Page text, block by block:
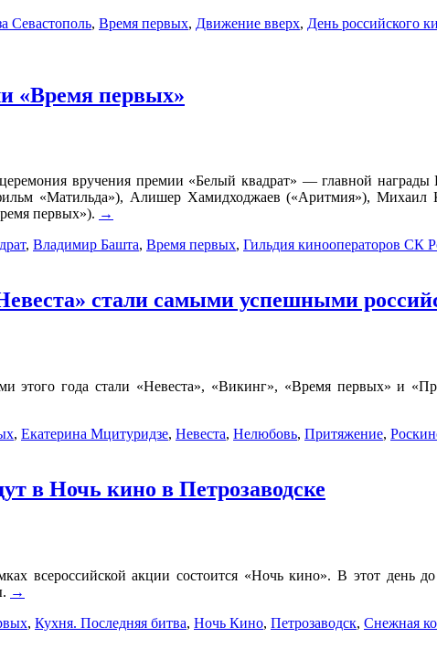
Севастополь, Время первых, Движение вверх, День российского
«Время первых»
вручения премии «Белый квадрат» — главной
«Матильда»), Алишер Хамидходжаев («Аритмия»), Михаил
первых»). →
, Владимир Башта, Время первых, Гильдия кинооператоров СК
стали самыми успешными
этого года стали «Невеста», «Викинг», «Время первых» и
, Екатерина Мцитуридзе, Невеста, Нелюбовь, Притяжение,
в Ночь кино в Петрозаводске
всероссийской акции состоится «Ночь кино». В этот день
→
, Кухня. Последняя битва, Ночь Кино, Петрозаводск, Снежная